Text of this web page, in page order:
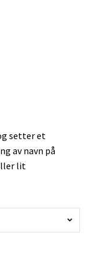
setter et
av navn på
lit